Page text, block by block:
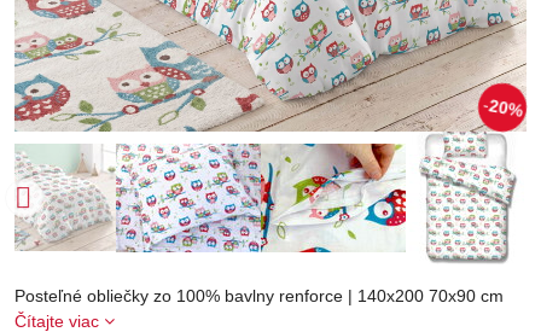
20%
Posteľné obliečky zo 100% bavlny renforce | 140x200 70x90 cm
Čítajte viac